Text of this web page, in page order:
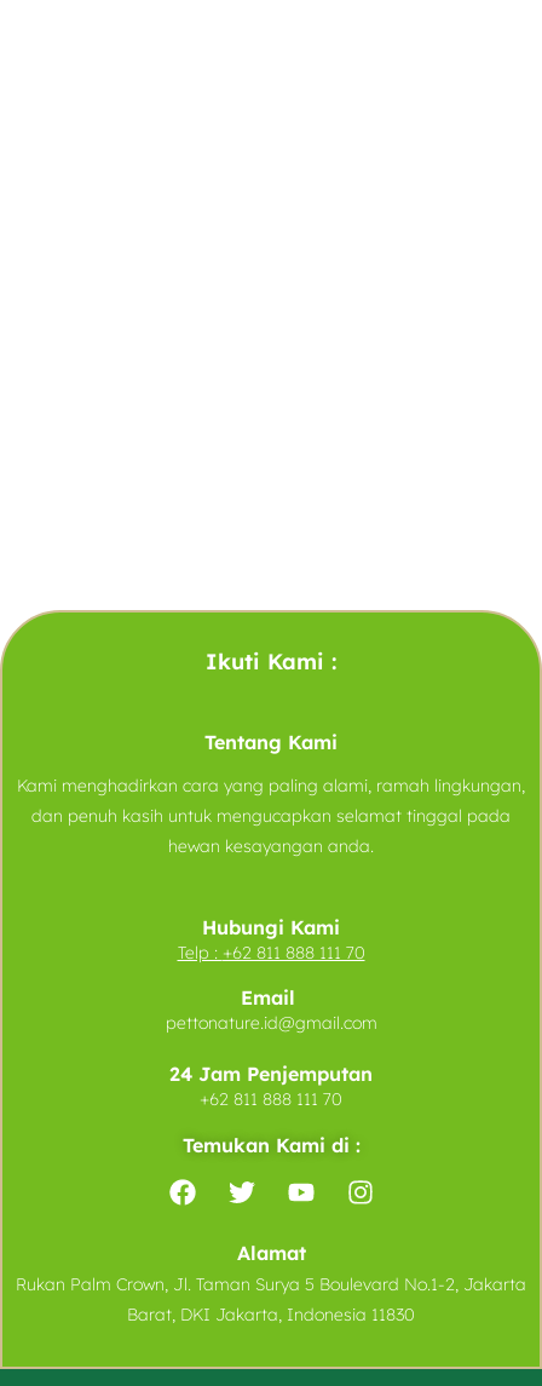
Ikuti Kami :
Tentang Kami
Kami menghadirkan cara yang paling alami, ramah lingkungan,
dan penuh kasih untuk mengucapkan selamat tinggal pada
hewan kesayangan anda.
Hubungi Kami
Telp : +62 811 888 111 70
Email
pettonature.id@gmail.com
24 Jam Penjemputan
+62 811 888 111 70
Temukan Kami di :
Alamat
Rukan Palm Crown, Jl. Taman Surya 5 Boulevard No.1-2, Jakarta
Barat, DKI Jakarta, Indonesia 11830